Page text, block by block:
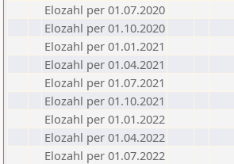
Elozahl per 01.07.2020
Elozahl per 01.10.2020
Elozahl per 01.01.2021
Elozahl per 01.04.2021
Elozahl per 01.07.2021
Elozahl per 01.10.2021
Elozahl per 01.01.2022
Elozahl per 01.04.2022
Elozahl per 01.07.2022